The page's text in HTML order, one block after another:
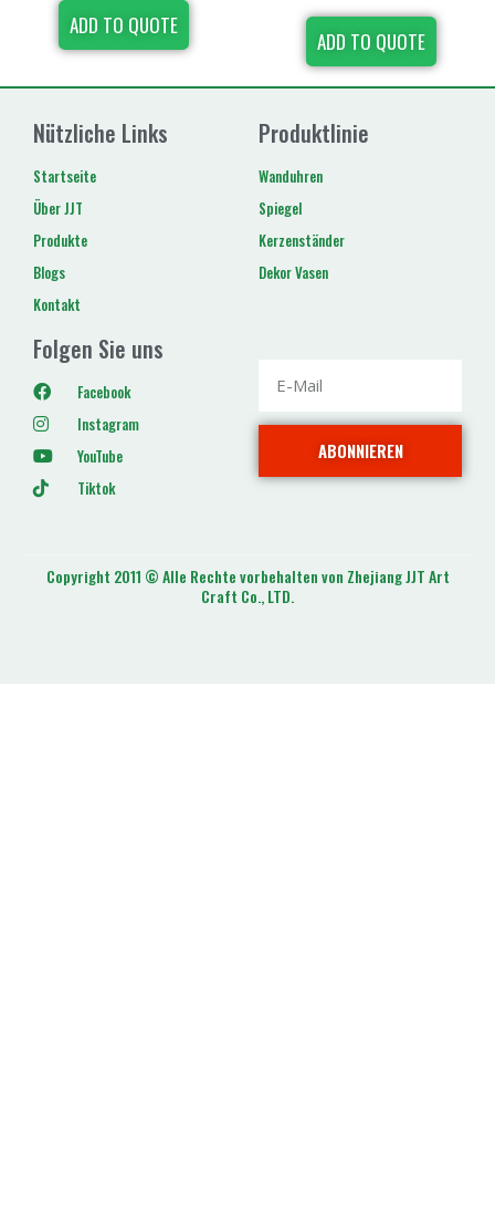
ADD TO QUOTE
ADD TO QUOTE
Nützliche Links
Startseite
Über JJT
Produkte
Blogs
Kontakt
Produktlinie
Wanduhren
Spiegel
Kerzenständer
Dekor Vasen
Folgen Sie uns
Facebook
Instagram
YouTube
Tiktok
ABONNIEREN
Copyright 2011 © Alle Rechte vorbehalten von Zhejiang JJT Art
Craft Co., LTD.